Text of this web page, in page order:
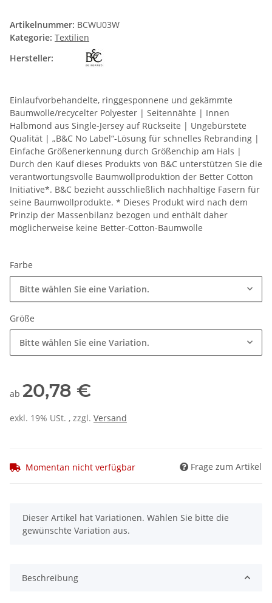
Artikelnummer: BCWU03W
Kategorie: Textilien
Hersteller:
Einlaufvorbehandelte, ringgesponnene und gekämmte
Baumwolle/recycelter Polyester | Seitennähte | Innen
Halbmond aus Single-Jersey auf Rückseite | Ungebürstete
Qualität | „B&C No Label“-Lösung für schnelles Rebranding |
Einfache Größenerkennung durch Größenchip am Hals |
Durch den Kauf dieses Produkts von B&C unterstützen Sie die
verantwortungsvolle Baumwollproduktion der Better Cotton
Initiative*. B&C bezieht ausschließlich nachhaltige Fasern für
seine Baumwollprodukte. * Dieses Produkt wird nach dem
Prinzip der Massenbilanz bezogen und enthält daher
möglicherweise keine Better-Cotton-Baumwolle
Farbe
Bitte wählen Sie eine Variation.
Größe
Bitte wählen Sie eine Variation.
ab 20,78 €
exkl. 19% USt. , zzgl. Versand
Momentan nicht verfügbar Frage zum Artikel
x
Dieser Artikel hat Variationen. Wählen Sie bitte die
gewünschte Variation aus.
Beschreibung